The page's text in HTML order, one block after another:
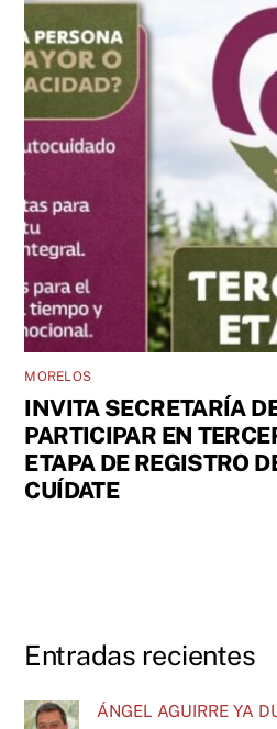
MORELOS
INVITA SECRETARÍA
PARTICIPAR EN
ETAPA DE REGISTRO
CUÍDATE
Entradas recientes
ÁNGEL AGUIRRE YA